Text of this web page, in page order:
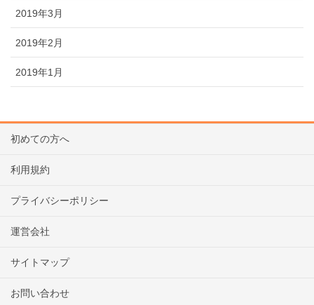
2019年3月
2019年2月
2019年1月
初めての方へ
利用規約
プライバシーポリシー
運営会社
サイトマップ
お問い合わせ